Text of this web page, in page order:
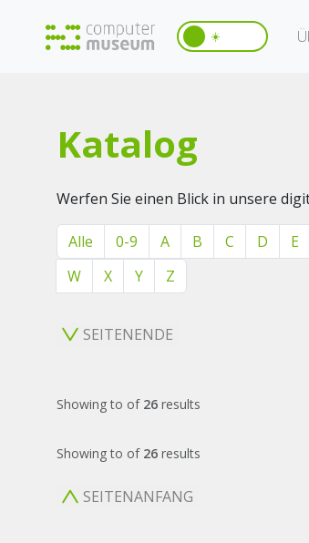
☀️
Katalog
Werfen Sie einen Blick in unsere
Alle 0-9 A B C D E
W
X Y Z
SEITENENDE
Showingto of 26 results
Showingto of 26 results
SEITENANFANG